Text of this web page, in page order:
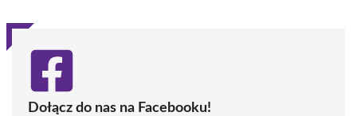
Dołącz do nas na Facebooku!